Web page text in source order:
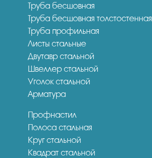
Труба бесшовная
Труба бесшовная толстостенная
Труба профильная
Листы стальные
Двутавр стальной
Швеллер стальной
Уголок стальной
Арматура
Профнастил
Полоса стальная
Круг стальной
Квадрат стальной